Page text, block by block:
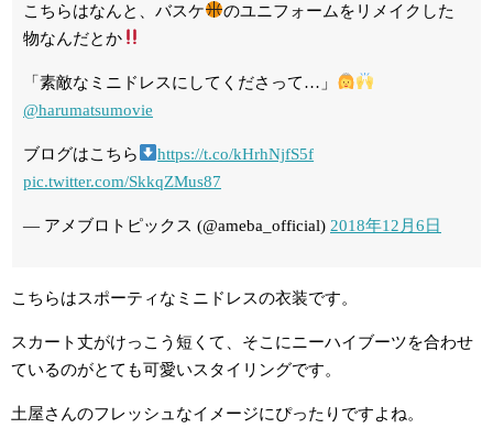
こちらはなんと、バスケ
のユニフォームをリメイクした
物なんだとか
「素敵なミニドレスにしてくださって…」
@harumatsumovie
ブログはこちら
https://t.co/kHrhNjfS5f
pic.twitter.com/SkkqZMus87
— アメブロトピックス (@ameba_official) 2018年12月6日
こちらはスポーティなミニドレスの衣装です。
スカート丈がけっこう短くて、そこにニーハイブーツを合わせ
ているのがとても可愛いスタイリングです。
土屋さんのフレッシュなイメージにぴったりですよね。